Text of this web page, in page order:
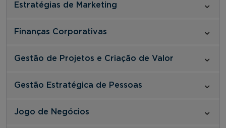
Estratégias de Marketing
Finanças Corporativas
Gestão de Projetos e Criação de Valor
Gestão Estratégica de Pessoas
Jogo de Negócios